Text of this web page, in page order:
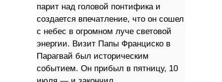
парит над головой понтифика и
создается впечатление, что он сошел
с небес в огромном луче световой
энергии. Визит Папы Франциско в
Парагвай был историческим
событием. Он прибыл в пятницу, 10